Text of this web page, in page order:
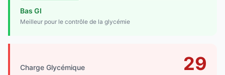
Bas GI
Meilleur pour le contrôle de la glycémie
Charge Glycémique 29